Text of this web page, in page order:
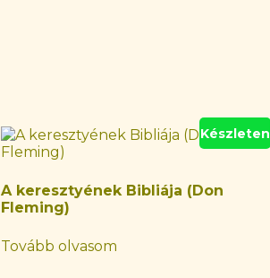
Készleten
A keresztyének Bibliája (Don
Fleming)
Tovább olvasom